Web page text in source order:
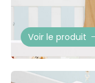
Voir le produit